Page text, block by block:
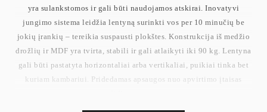
yra sulankstomos ir gali būti naudojamos atskirai. Inovatyvi
jungimo sistema leidžia lentyną surinkti vos per 10 minučių be
jokių įrankių – tereikia suspausti plokštes. Konstrukcija iš medžio
drožlių ir MDF yra tvirta, stabili ir gali atlaikyti iki 90 kg. Lentyna
gali būti pastatyta horizontaliai arba vertikaliai, puikiai tinka bet
kuriam kambariui. Pridedamas apsaugos nuo apvirtimo įtaisas